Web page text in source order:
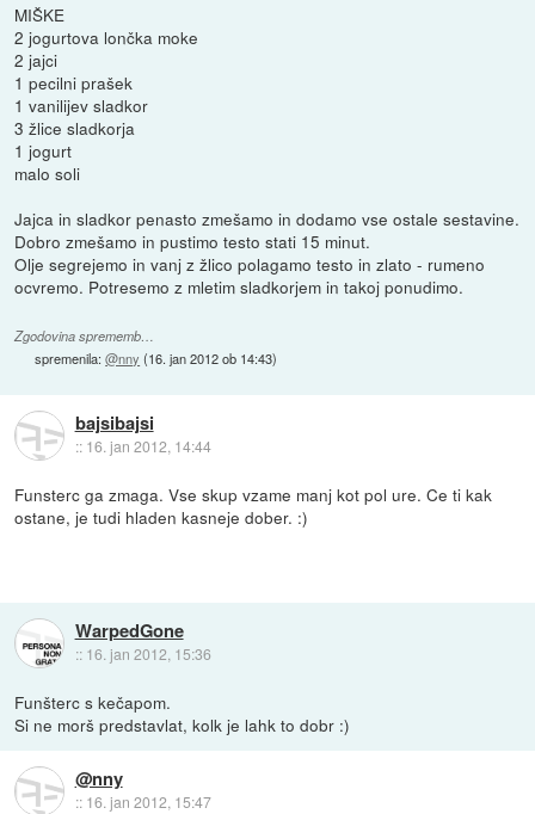
MIŠKE
2 jogurtova lončka moke
2 jajci
1 pecilni prašek
1 vanilijev sladkor
3 žlice sladkorja
1 jogurt
malo soli
Jajca in sladkor penasto zmešamo in dodamo vse ostale sestavine.
Dobro zmešamo in pustimo testo stati 15 minut.
Olje segrejemo in vanj z žlico polagamo testo in zlato - rumeno
ocvremo. Potresemo z mletim sladkorjem in takoj ponudimo.
Zgodovina sprememb…
spremenila:@nny (16. jan 2012 ob 14:43)
bajsibajsi
:: 16. jan 2012, 14:44
Funsterc ga zmaga. Vse skup vzame manj kot pol ure. Ce ti kak
ostane, je tudi hladen kasneje dober. :)
WarpedGone
:: 16. jan 2012, 15:36
Funšterc s kečapom.
Si ne morš predstavlat, kolk je lahk to dobr :)
@nny
:: 16. jan 2012, 15:47